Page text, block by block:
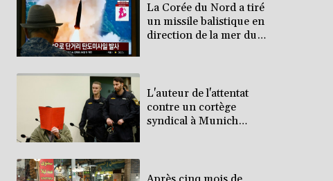
La Corée du Nord a tiré
un missile balistique en
direction de la mer du
L'auteur de l'attentat
contre un cortège
syndical à Munich